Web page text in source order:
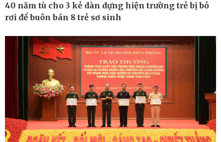
Kinh tế
Bất động sản
Khởi nghiệp
Thị trường
Tiêu dùng
Giá vàng
40 năm tù cho 3 kẻ dàn dựng hiện trường trẻ bị bỏ
rơi để buôn bán 8 trẻ sơ sinh